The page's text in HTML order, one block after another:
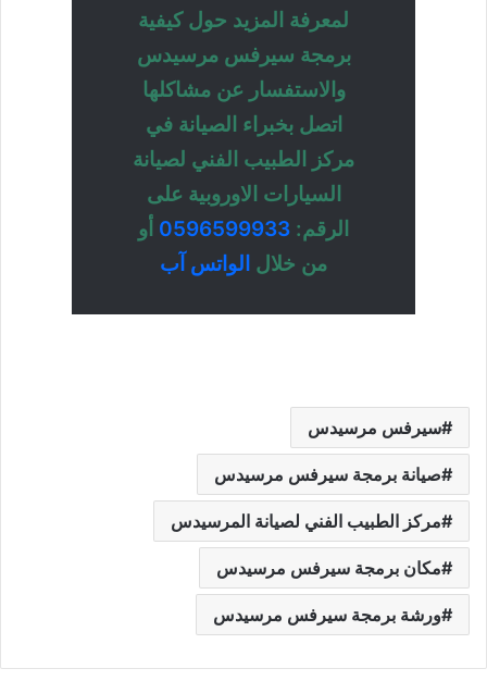
لمعرفة المزيد حول كيفية
برمجة سيرفس مرسيدس
والاستفسار عن مشاكلها
اتصل بخبراء الصيانة في
مركز الطبيب الفني لصيانة
السيارات الاوروبية على
الرقم: 0596599933 أو
من خلال الواتس آب
سيرفس مرسيدس
صيانة برمجة سيرفس مرسيدس
مركز الطبيب الفني لصيانة المرسيدس
مكان برمجة سيرفس مرسيدس
ورشة برمجة سيرفس مرسيدس